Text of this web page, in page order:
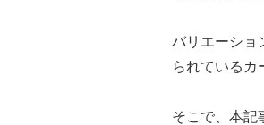
バリエーショ
られているカ
そこで、本記